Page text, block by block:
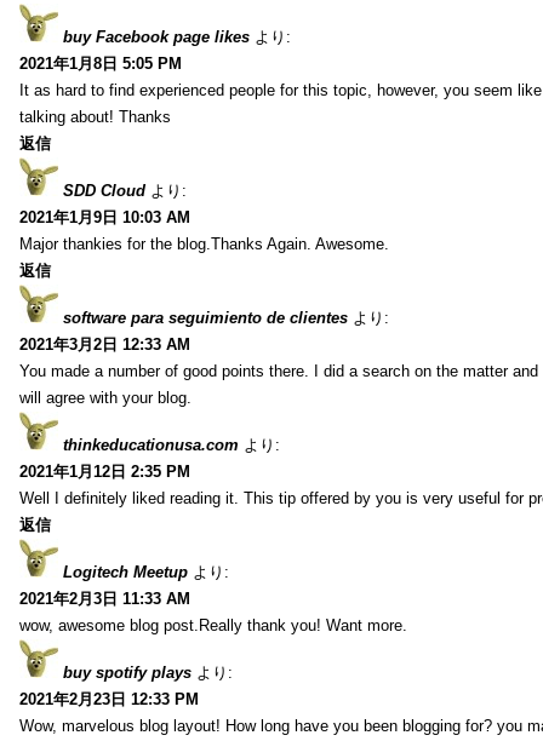
buy Facebook page likes より:
2021年1月8日 5:05 PM
It as hard to find experienced people for this topic, however, you seem
talking about! Thanks
返信
SDD Cloud より:
2021年1月9日 10:03 AM
Major thankies for the blog.Thanks Again. Awesome.
返信
software para seguimiento de clientes より:
2021年3月2日 12:33 AM
You made a number of good points there. I did a search on the matter
will agree with your blog.
thinkeducationusa.com より:
2021年1月12日 2:35 PM
Well I definitely liked reading it. This tip offered by you is very useful for
返信
Logitech Meetup より:
2021年2月3日 11:33 AM
wow, awesome blog post.Really thank you! Want more.
buy spotify plays より:
2021年2月23日 12:33 PM
Wow, marvelous blog layout! How long have you been blogging for? you